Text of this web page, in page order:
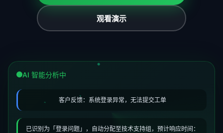
观看演示
AI 智能分析中
客户反馈：系统登录异常，无法提交工单
已识别为「登录问题」，自动分配至技术支持组，预计响应时间：